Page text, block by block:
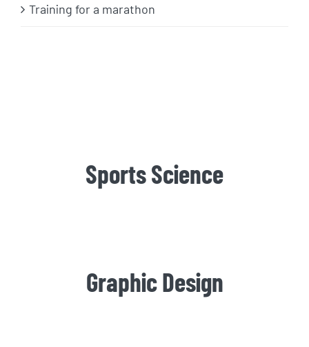
Training for a marathon
Sports Science
Graphic Design